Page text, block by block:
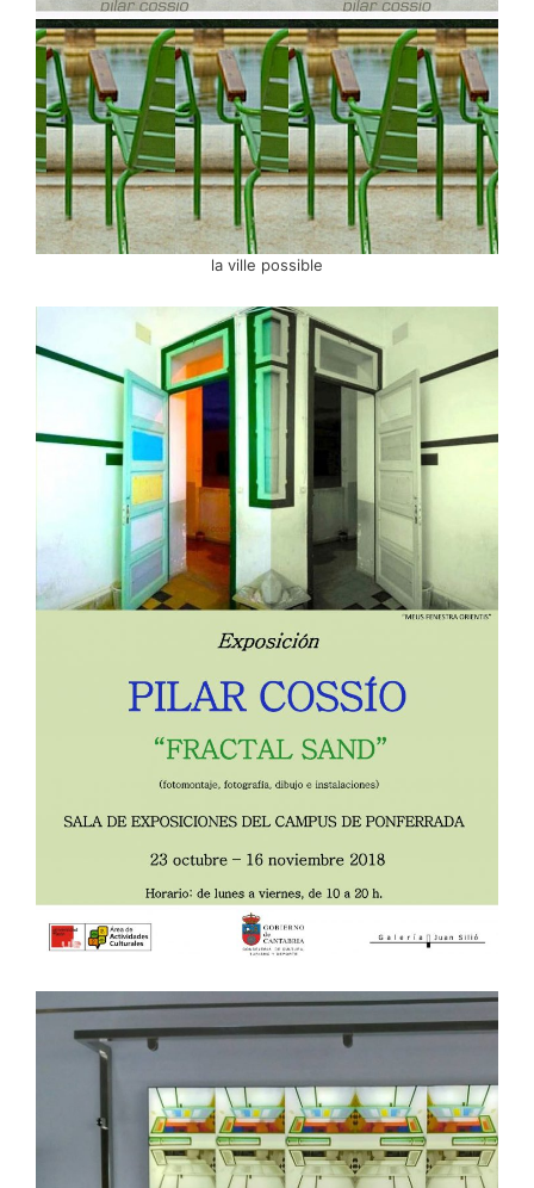
la ville possible